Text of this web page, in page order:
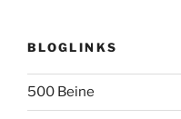
BLOGLINKS
500 Beine